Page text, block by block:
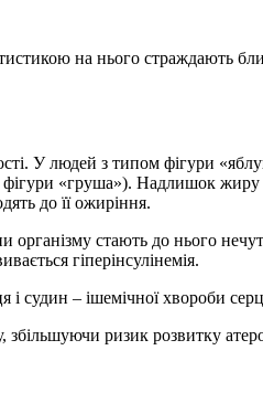
на нього страждають
У людей з типом фігури
«груша»). Надлишок
до її ожиріння.
організму стають до нього
гіперінсулінемія.
– ішемічної хвороби
ризик розвитку